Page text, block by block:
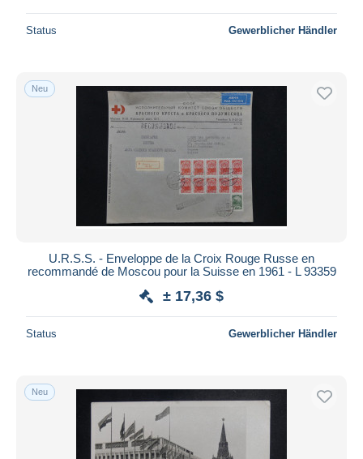
Status Gewerblicher Händler
Neu
U.R.S.S. - Enveloppe de la Croix Rouge Russe en
recommandé de Moscou pour la Suisse en 1961 - L 93359
± 17,36 $
Status Gewerblicher Händler
Neu